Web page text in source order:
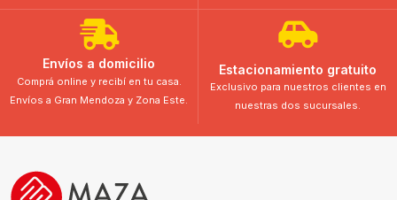
Envíos a domicilio
Comprá online y recibí en tu casa.
Envíos a Gran Mendoza y Zona Este.
Estacionamiento gratuito
Exclusivo para nuestros clientes en
nuestras dos sucursales.